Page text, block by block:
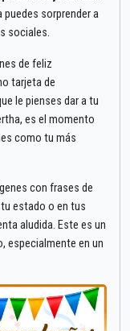
puedes sorprender a
sociales.
de feliz
tarjeta de
le pienses dar a tu
es el momento
como tu más
con frases de
estado o en tus
aludida. Este es un
especialmente en un